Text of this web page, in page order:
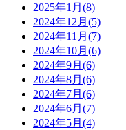
2025年1月(8)
2024年12月(5)
2024年11月(7)
2024年10月(6)
2024年9月(6)
2024年8月(6)
2024年7月(6)
2024年6月(7)
2024年5月(4)